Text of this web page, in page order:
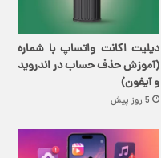
دیلیت اکانت واتساپ با شماره
(آموزش حذف حساب در اندروید
و آیفون)
5 روز پیش